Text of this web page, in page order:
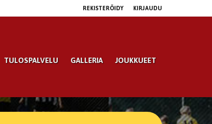
REKISTERÖIDY KIRJAUDU
TULOSPALVELU GALLERIA JOUKKUEET